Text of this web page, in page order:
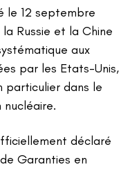
le 12 septembre
Russie et la Chine
aux
par les Etats-Unis,
particulier dans le
déclaré
Garanties en